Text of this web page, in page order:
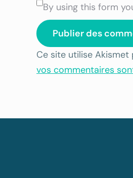
By using this form
Publier des
Ce site utilise Akismet
vos commentaires